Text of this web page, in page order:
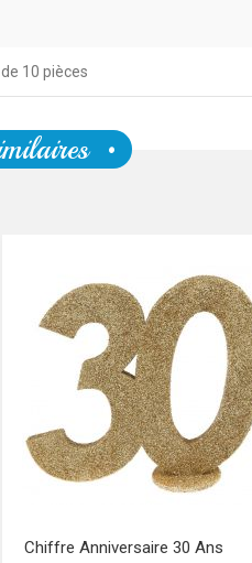
10 pièces
Chiffre Anniversaire 30 Ans